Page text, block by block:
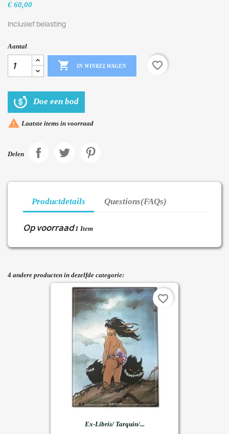
€ 60,00
Inclusief belasting
Aantal
 IN WINKELWAGEN favorite_border
Doe een bod
 Laatste items in voorraad
Delen
Productdetails Questions(FAQs)
Op voorraad 1 Item
4 andere producten in dezelfde categorie:
Ex-Libris/ Tarquin/...
favorite_border